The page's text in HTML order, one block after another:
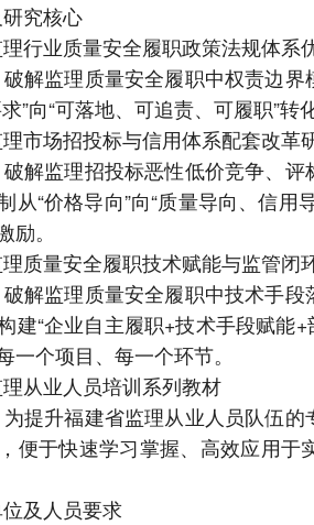
究核心
行业质量安全履职政策法规体系
解监理质量安全履职中权责边
”向“可落地、可追责、可履职”转
市场招投标与信用体系配套改革
解监理招投标恶性低价竞争、
从“价格导向”向“质量导向、信
。
质量安全履职技术赋能与监管闭
解监理质量安全履职中技术手
建“企业自主履职+技术手段赋能
一个项目、每一个环节。
从业人员培训系列教材
为提升福建省监理从业人员队伍
便于快速学习掌握、高效应用
及人员要求